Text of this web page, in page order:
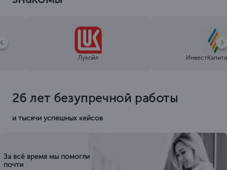
Лукойл
26 лет безупречной работы
и тысячи успешных кейсов
За всё время мы помогли
почти